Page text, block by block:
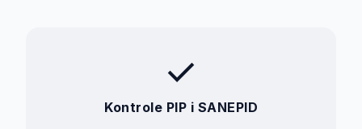
check
Kontrole PIP i SANEPID